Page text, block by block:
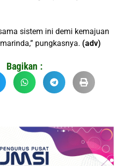
sistem ini demi kemajuan
pungkasnya. (adv)
Bagikan :